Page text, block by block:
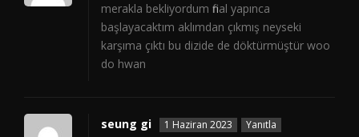
merakla bekliyordum final yapınca
başlayacaktım aklımdan çıkmış neyseki
karşıma çıktı bu dizide de döktürmüştür woo
do hwan
seung gi 1 Haziran 2023 Yanıtla